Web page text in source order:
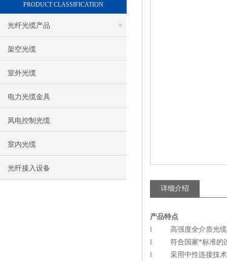
PRODUCT CLASSIFICATION
光纤光缆产品
架空光缆
室外光缆
电力光缆金具
风电控制光缆
室内光缆
光纤接入设备
详细介绍
产品特点
l 高强度全介质光缆,
l 符合国家*标准的连
l 采用中性连接技术的